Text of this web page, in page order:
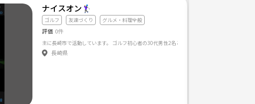
ナイスオン🏌️‍♀️
ゴルフ 友達づくり グルメ・料理全般
評価 0件
主に長崎市で活動しています。 ゴルフ初心者の30代男性2名と女性１名で活動してきます。
長崎県